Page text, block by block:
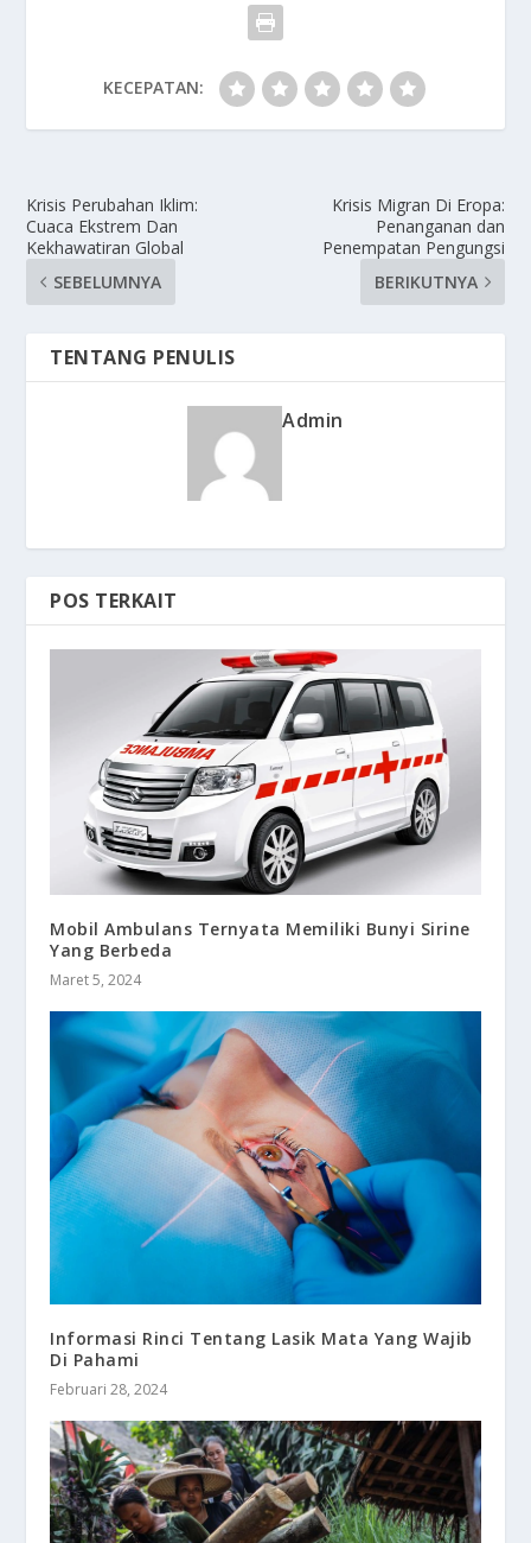
KECEPATAN:
Krisis Perubahan Iklim:
Cuaca Ekstrem Dan
Kekhawatiran Global
SEBELUMNYA
Krisis Migran Di Eropa:
Penanganan dan
Penempatan Pengungsi
BERIKUTNYA
TENTANG PENULIS
Admin
POS TERKAIT
Mobil Ambulans Ternyata Memiliki Bunyi Sirine
Yang Berbeda
Maret 5, 2024
Informasi Rinci Tentang Lasik Mata Yang Wajib
Di Pahami
Februari 28, 2024